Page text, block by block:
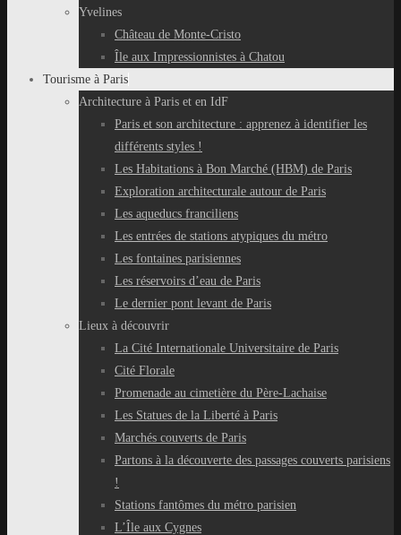
Yvelines
Château de Monte-Cristo
Île aux Impressionnistes à Chatou
Tourisme à Paris
Architecture à Paris et en IdF
Paris et son architecture : apprenez à identifier les
différents styles !
Les Habitations à Bon Marché (HBM) de Paris
Exploration architecturale autour de Paris
Les aqueducs franciliens
Les entrées de stations atypiques du métro
Les fontaines parisiennes
Les réservoirs d’eau de Paris
Le dernier pont levant de Paris
Lieux à découvrir
La Cité Internationale Universitaire de Paris
Cité Florale
Promenade au cimetière du Père-Lachaise
Les Statues de la Liberté à Paris
Marchés couverts de Paris
Partons à la découverte des passages couverts parisiens
!
Stations fantômes du métro parisien
L’Île aux Cygnes